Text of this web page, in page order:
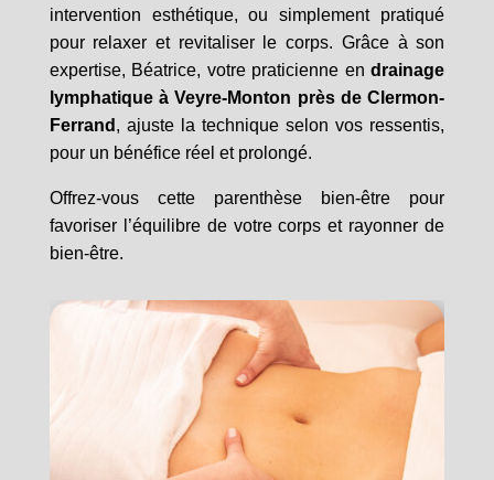
intervention esthétique, ou simplement pratiqué
pour relaxer et revitaliser le corps. Grâce à son
expertise, Béatrice, votre praticienne endrainage
lymphatique à Veyre-Monton près de Clermon-
Ferrand , ajuste la technique selon vos ressentis,
pour un bénéfice réel et prolongé.
Offrez-vous cette parenthèse bien-être pour
favoriser l’équilibre de votre corps et rayonner de
bien-être.